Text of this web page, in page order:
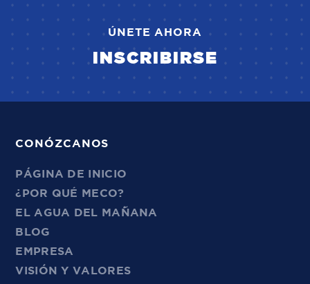
ÚNETE AHORA
INSCRIBIRSE
CONÓZCANOS
PÁGINA DE INICIO
¿POR QUÉ MECO?
EL AGUA DEL MAÑANA
BLOG
EMPRESA
VISIÓN Y VALORES